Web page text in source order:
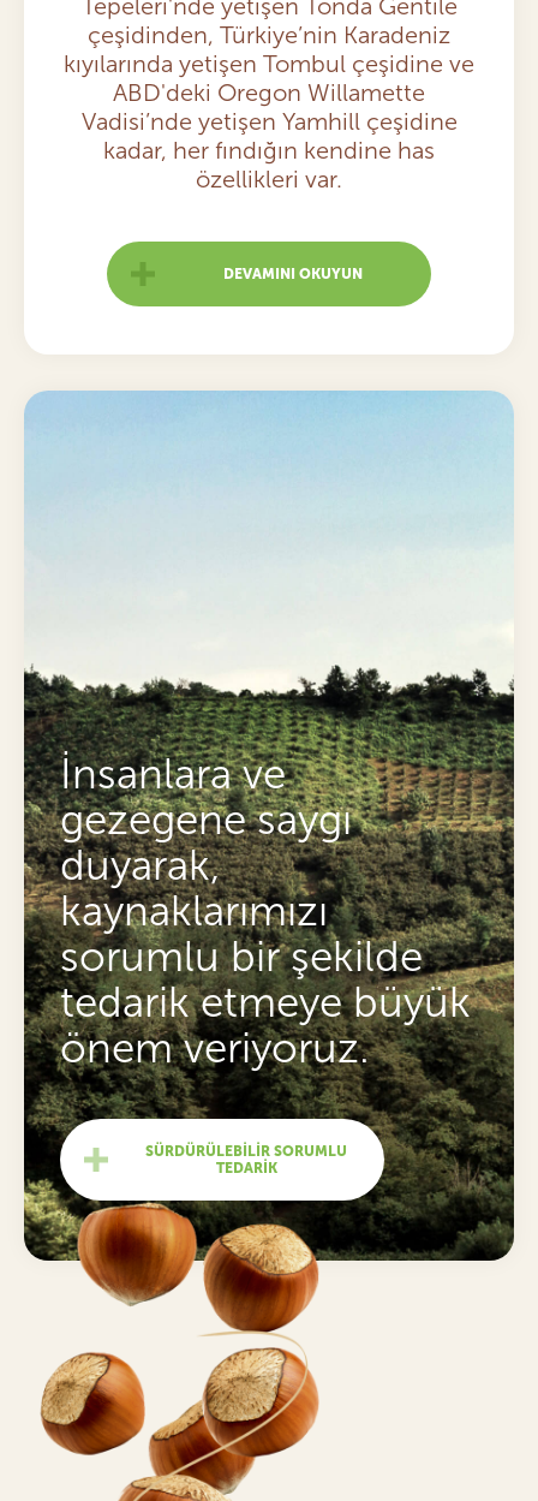
Tepeleri'nde yetişen Tonda Gentile
çeşidinden, Türkiye’nin Karadeniz
kıyılarında yetişen Tombul çeşidine ve
ABD'deki Oregon Willamette
Vadisi’nde yetişen Yamhill çeşidine
kadar, her fındığın kendine has
özellikleri var.
DEVAMINI OKUYUN
İnsanlara ve
gezegene saygı
duyarak,
kaynaklarımızı
sorumlu bir şekilde
tedarik etmeye büyük
önem veriyoruz.
SÜRDÜRÜLEBİLİR SORUMLU
TEDARİK